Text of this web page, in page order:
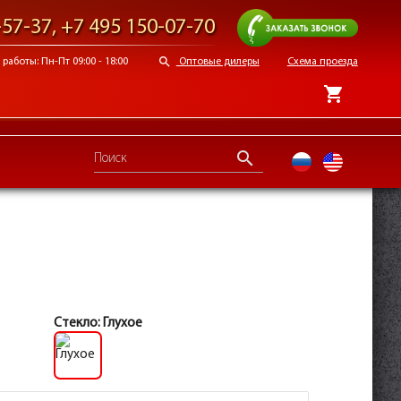
37, +7 495 150-07-70
Заказать звонок
работы: Пн-Пт 09:00 - 18:00 search Оптовые дилеры Схема проезда
shopping_cart
search ru en
Стекло:Глухое